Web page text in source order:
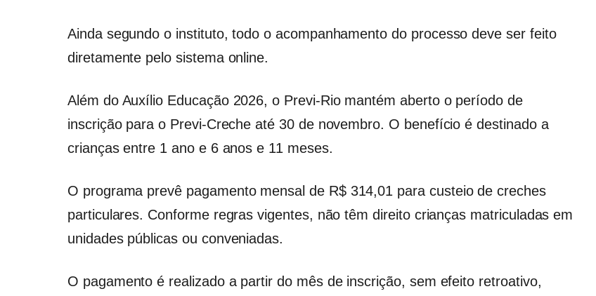
Ainda segundo o instituto, todo o acompanhamento do processo deve ser feito
diretamente pelo sistema online.
Além do Auxílio Educação 2026, o Previ-Rio mantém aberto o período de
inscrição para o Previ-Creche até 30 de novembro. O benefício é destinado a
crianças entre 1 ano e 6 anos e 11 meses.
O programa prevê pagamento mensal de R$ 314,01 para custeio de creches
particulares. Conforme regras vigentes, não têm direito crianças matriculadas em
unidades públicas ou conveniadas.
O pagamento é realizado a partir do mês de inscrição, sem efeito retroativo,